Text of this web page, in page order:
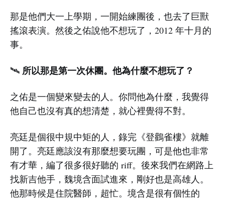
那是他們大一上學期，一開始練團後，也去了巨獸
搖滾表演。然後之佑說他不想玩了，2012 年十月的
事。
🛰️ 所以那是第一次休團。他為什麼不想玩了？
之佑是一個變來變去的人。你問他為什麼，我覺得
他自己也沒有真的想清楚，就心裡覺得不對。
亮廷是個很中規中矩的人，錄完《登鸛雀樓》就離
開了。亮廷應該沒有那麼想要玩團，可是他也非常
有才華，編了很多很好聽的 riff。後來我們在網路上
找新吉他手，魏境含面試進來，剛好也是高雄人。
他那時候是住院醫師，超忙。境含是很有個性的